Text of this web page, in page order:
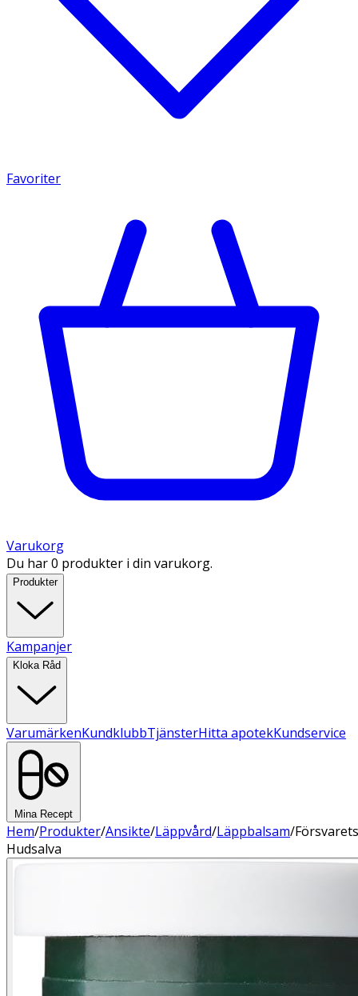
Favoriter
Varukorg
Du har 0 produkter i din varukorg.
Produkter
Kampanjer
Kloka Råd
VarumärkenKundklubbTjänsterHitta apotekKundservice
Mina Recept
Hem/Produkter/Ansikte/Läppvård/Läppbalsam/Försvarets
Hudsalva